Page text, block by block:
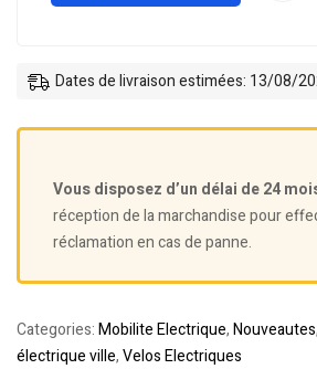
Dates de livraison estimées: 13/08/
Vous disposez d’un délai de 24
réception de la marchandise pour
réclamation en cas de panne.
Categories:Mobilite Electrique,Nouveautes,
électrique ville,Velos Electriques